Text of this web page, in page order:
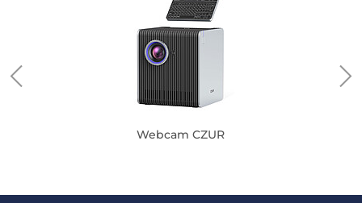
Webcam CZUR